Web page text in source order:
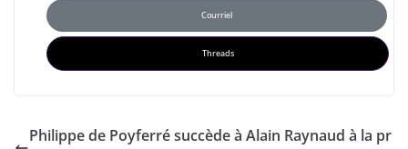
Courriel
Threads
Philippe de Poyferré succède à Alain Raynaud à la pr